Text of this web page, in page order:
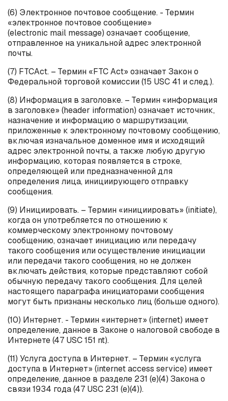
(6) Электронное почтовое сообщение. - Термин
«электронное почтовое сообщение»
(electronic mail message) означает сообщение,
отправленное на уникальной адрес электронной
почты.
(7) FTCAct. – Термин «FTCAct» означает Закон о
Федеральной торговой комиссии (15 USC 41 и след.).
(8) Информация в заголовке. – Термин «информация
в заголовке» (header information) означает источник,
назначение и информацию о маршрутизации,
приложенные к электронному почтовому сообщению,
включая изначальное доменное имя и исходящий
адрес электронной почты, а также любую другую
информацию, которая появляется в строке,
определяющей или предназначенной для
определения лица, инициирующего отправку
сообщения.
(9) Инициировать. – Термин «инициировать» (initiate),
когда он употребляется по отношению к
коммерческому электронному почтовому
сообщению, означает инициацию или передачу
такого сообщения или осуществление инициации
или передачи такого сообщения, но не должен
включать действия, которые представляют собой
обычную передачу такого сообщения. Для целей
настоящего параграфа инициаторами сообщения
могут быть признаны несколько лиц (больше одного).
(10) Интернет. - Термин «интернет» (internet) имеет
определение, данное в Законе о налоговой свободе в
Интернете (47 USC 151 nt).
(11) Услуга доступа в Интернет. – Термин «услуга
доступа в Интернет» (internetaccess service) имеет
определение, данное в разделе 231 (е)(4) Закона о
связи 1934 года (47 USC 231 (е)(4)).